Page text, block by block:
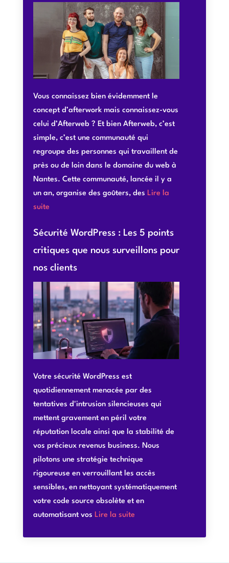
Vous connaissez bien évidemment le
concept d’afterwork mais connaissez-vous
celui d’Afterweb ? Et bien Afterweb, c’est
simple, c’est une communauté qui
regroupe des personnes qui travaillent de
près ou de loin dans le domaine du web à
Nantes. Cette communauté, lancée il y a
un an, organise des goûters, des Lire la
suite
Sécurité WordPress : Les 5 points
critiques que nous surveillons pour
nos clients
Votre sécurité WordPress est
quotidiennement menacée par des
tentatives d'intrusion silencieuses qui
mettent gravement en péril votre
réputation locale ainsi que la stabilité de
vos précieux revenus business. Nous
pilotons une stratégie technique
rigoureuse en verrouillant les accès
sensibles, en nettoyant systématiquement
votre code source obsolète et en
automatisant vos Lire la suite